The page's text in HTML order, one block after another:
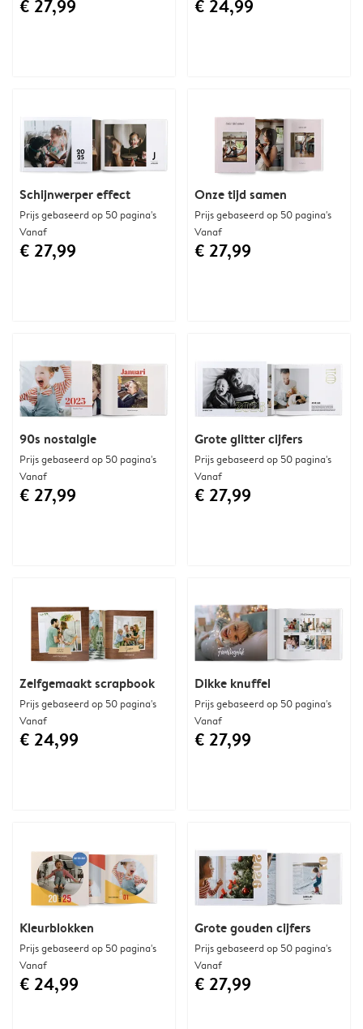
€ 27,99
Schijnwerper effect
Prijs gebaseerd op 50 pagina's
Vanaf
€ 27,99
Grote glitter cijfers
Prijs gebaseerd op 50 pagina's
Vanaf
€ 27,99
Dikke knuffel
Prijs gebaseerd op 50 pagina's
Vanaf
€ 27,99
Onze tijd samen
Prijs gebaseerd op 50 pagina's
Vanaf
€ 27,99
Grote gouden cijfers
Prijs gebaseerd op 50 pagina's
Vanaf
€ 27,99
Zelfgemaakt scrapbook
Prijs gebaseerd op 50 pagina's
Vanaf
€ 24,99
€ 24,99
Kleurblokken
Prijs gebaseerd op 50 pagina's
Vanaf
€ 24,99
90s nostalgie
Prijs gebaseerd op 50 pagina's
Vanaf
€ 27,99